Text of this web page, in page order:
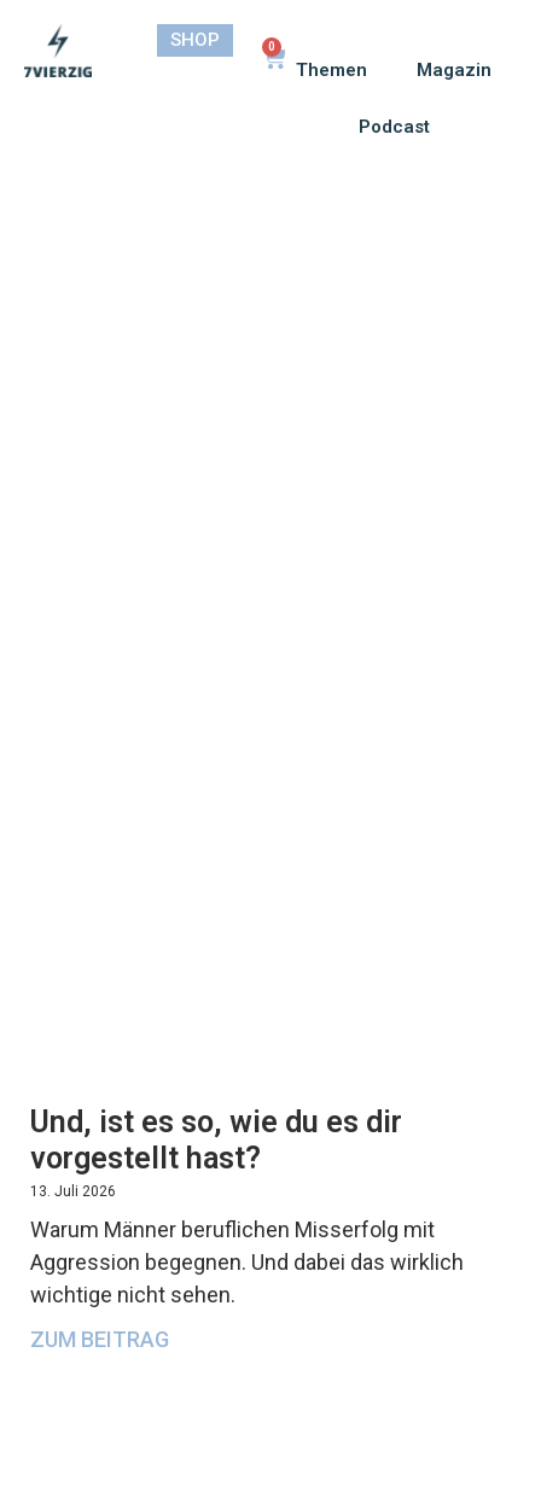
SHOP 0
Themen Magazin
Podcast
Und, ist es so, wie du es dir
vorgestellt hast?
13. Juli 2026
Warum Männer beruflichen Misserfolg mit
Aggression begegnen. Und dabei das wirklich
wichtige nicht sehen.
ZUM BEITRAG